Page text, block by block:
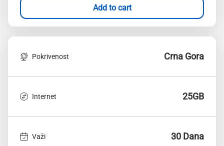
Add to cart
Pokrivenost Crna Gora
Internet 25GB
Važi 30 Dana